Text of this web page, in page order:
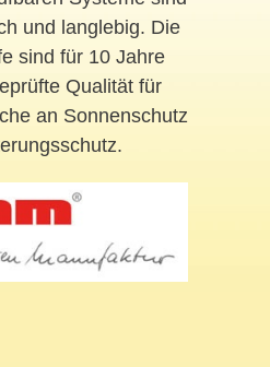
und langlebig. Die
sind für 10 Jahre
Qualität für
an Sonnenschutz